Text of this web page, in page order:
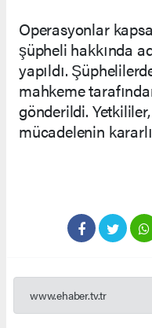
Operasyonlar
şüpheli hakkında
yapıldı.
mahkeme
gönderildi.
mücadelenin
www.ehaber.tv.tr